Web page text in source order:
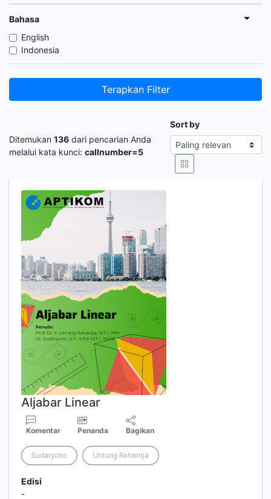
Bahasa
English
Indonesia
Terapkan Filter
Ditemukan 136 dari pencarian Anda
melalui kata kunci: callnumber=5
Sort by
Aljabar Linear
Komentar Penanda Bagikan
Sudaryono Untung Rahardja
Edisi
-